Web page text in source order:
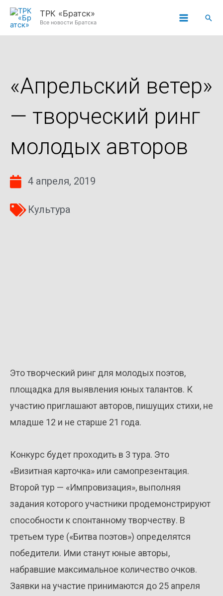
Перейти
ТРК «Братск»
Все новости Братска
«Апрельский ветер»
— творческий ринг
молодых авторов
4 апреля, 2019
Культура
Это творческий ринг для молодых поэтов,
площадка для выявления юных талантов. К
участию приглашают авторов, пишущих стихи, не
младше 12 и не старше 21 года.
Конкурс будет проходить в 3 тура. Это
«Визитная карточка» или самопрезентация.
Второй тур — «Импровизация», выполняя
задания которого участники продемонстрируют
способности к спонтанному творчеству. В
третьем туре («Битва поэтов») определятся
победители. Ими станут юные авторы,
набравшие максимальное количество очков.
Заявки на участие принимаются до 25 апреля